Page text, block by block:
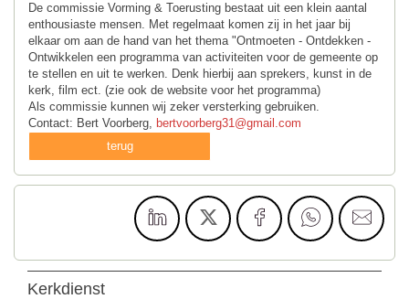
De commissie Vorming & Toerusting bestaat uit een klein aantal
enthousiaste mensen. Met regelmaat komen zij in het jaar bij
elkaar om aan de hand van het thema "Ontmoeten - Ontdekken -
Ontwikkelen een programma van activiteiten voor de gemeente op
te stellen en uit te werken. Denk hierbij aan sprekers, kunst in de
kerk, film ect. (zie ook de website voor het programma)
Als commissie kunnen wij zeker versterking gebruiken.
Contact: Bert Voorberg, bertvoorberg31@gmail.com
terug
Kerkdienst